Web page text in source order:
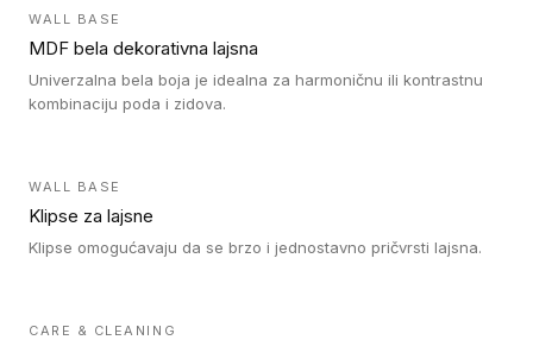
WALL BASE
MDF bela dekorativna lajsna
Univerzalna bela boja je idealna za harmoničnu ili kontrastnu
kombinaciju poda i zidova.
WALL BASE
Klipse za lajsne
Klipse omogućavaju da se brzo i jednostavno pričvrsti lajsna.
CARE & CLEANING